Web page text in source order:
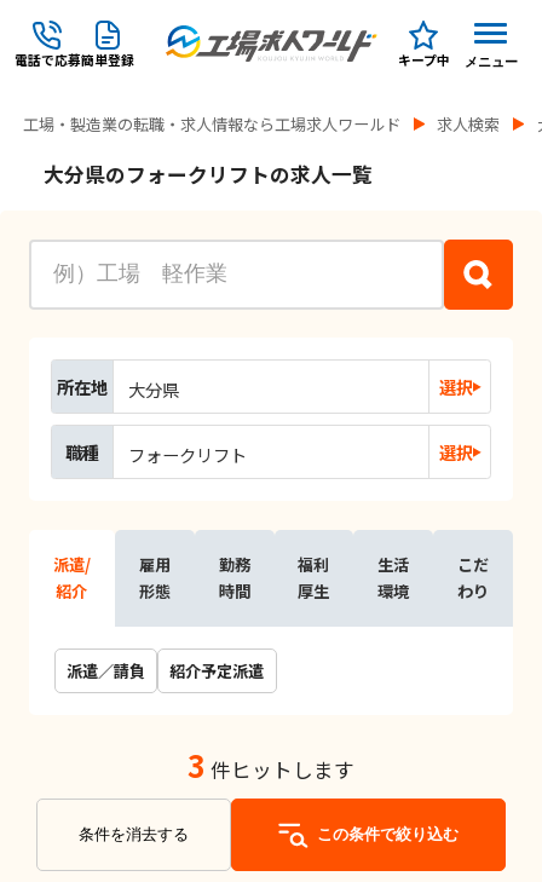
電話で応募簡単登録 キープ中 メニュー
工場・製造業の転職・求人情報なら工場求人ワールド 求人検索
大分県のフォークリフトの求人一覧
所在地 大分県 選択
職種 フォークリフト 選択
派遣/
紹介
雇用
形態
勤務
時間
福利
厚生
生活
環境
こだ
わり
派遣／請負 紹介予定派遣
3 件ヒットします
条件を消去する この条件で絞り込む